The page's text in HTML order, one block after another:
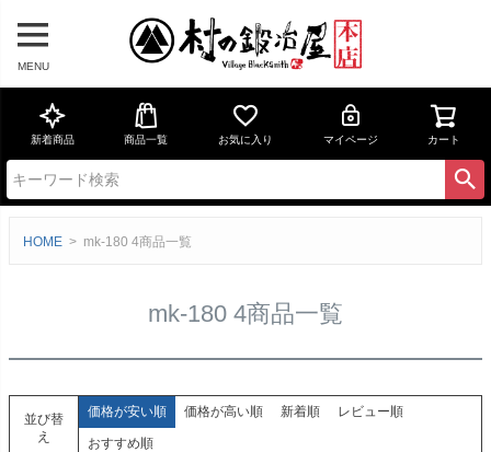
MENU
新着商品 商品一覧 お気に入り マイページ カート
HOME mk-180 4商品一覧
mk-180 4商品一覧
並び替
え
価格が安い順 価格が高い順 新着順 レビュー順
おすすめ順